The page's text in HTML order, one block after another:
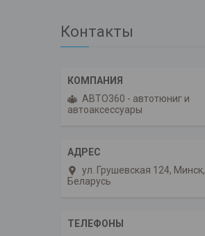
Контакты
АВТО360 - автотюниг и
автоаксессуары
ул. Грушевская 124, Минск,
Беларусь